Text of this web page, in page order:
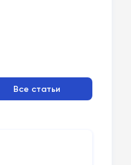
Все статьи